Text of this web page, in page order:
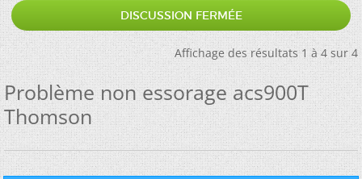
DISCUSSION FERMÉE
Affichage des résultats 1 à 4 sur 4
Problème non essorage acs900T
Thomson